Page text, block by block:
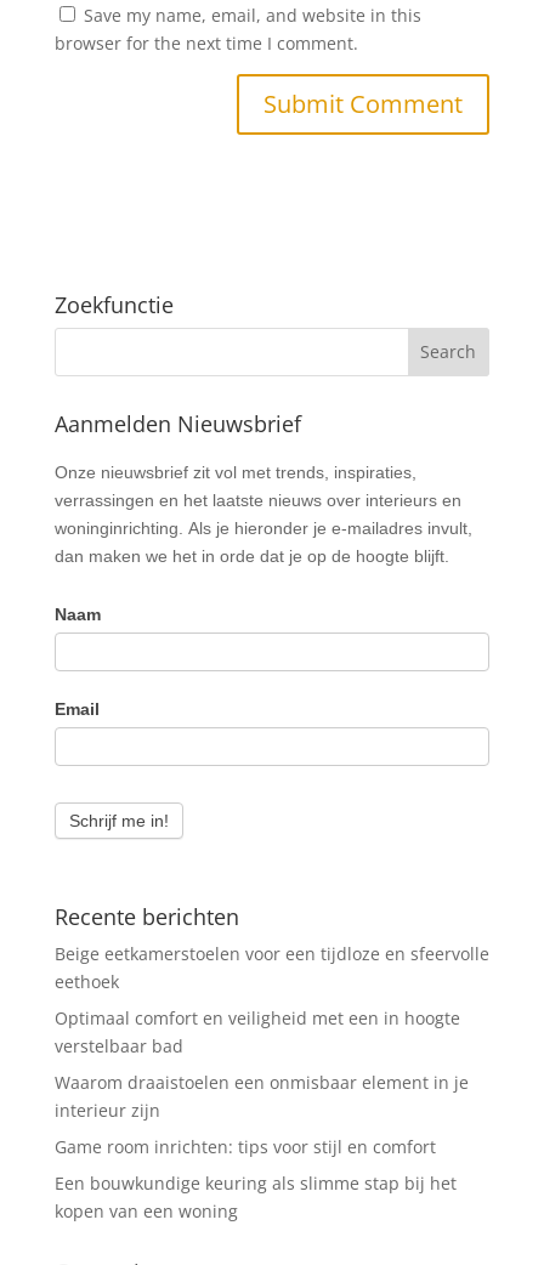
Save my name, email, and website in this
browser for the next time I comment.
Zoekfunctie
Aanmelden Nieuwsbrief
Onze nieuwsbrief zit vol met trends, inspiraties,
verrassingen en het laatste nieuws over interieurs en
woninginrichting. Als je hieronder je e-mailadres invult,
dan maken we het in orde dat je op de hoogte blijft.
Naam
Email
Schrijf me in!
Recente berichten
Beige eetkamerstoelen voor een tijdloze en sfeervolle
eethoek
Optimaal comfort en veiligheid met een in hoogte
verstelbaar bad
Waarom draaistoelen een onmisbaar element in je
interieur zijn
Game room inrichten: tips voor stijl en comfort
Een bouwkundige keuring als slimme stap bij het
kopen van een woning